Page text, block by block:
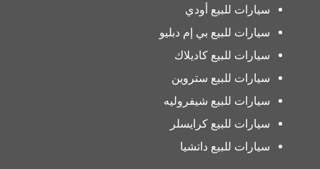
سيارات للبيع أودي
سيارات للبيع بي إم دبليو
سيارات للبيع كاديلاك
سيارات للبيع ستروين
سيارات للبيع شيفروليه
سيارات للبيع كرايسلر
سيارات للبيع داتشيا